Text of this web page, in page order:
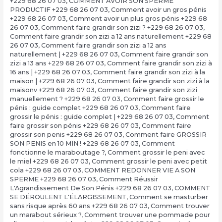
PRODUCTIF +229 68 26 07 03, Comment avoir un gros pénis
+229 68 26 07 03, Comment avoir un plus gros pénis +229 68
26 07 03, Comment faire grandir son zizi ? +229 68 26 07 03,
Comment faire grandir son zizi a 12 ans naturellement +229 68
26 07 03, Comment faire grandir son zizi a 12 ans
naturellement | +229 68 26 07 03, Comment faire grandir son
zizi a 13 ans +229 68 26 07 03, Comment faire grandir son zizi à
16 ans | +229 68 26 07 03, Comment faire grandir son zizi à la
maison | +229 68 26 07 03, Comment faire grandir son zizi à la
maisonv +229 68 26 07 03, Comment faire grandir son zizi
manuellement ? +229 68 26 07 03, Comment faire grossir le
pénis : guide complet +229 68 26 07 03, Comment faire
grossir le pénis : guide complet | +229 68 26 07 03, Comment
faire grossir son pénis +229 68 26 07 03, Comment faire
grossir son penis +229 68 26 07 03, Comment faire GROSSIR
SON PENIS en 10 MIN ! +229 68 26 07 03, Comment
fonctionne le maraboutage ?, Comment grossir le peni avec
le miel +229 68 26 07 03, Comment grossir le peni avec petit
cola +229 68 26 07 03, COMMENT REDONNER VIE A SON
SPERME +229 68 26 07 03, Comment Réussir
L'Agrandissement De Son Pénis +229 68 26 07 03, COMMENT
SE DÉROULENT L'ÉLARGISSEMENT, Comment se masturber
sans risque après 60 ans +229 68 26 07 03, Comment trouver
un marabout sérieux ?, Comment trouver une pommade pour